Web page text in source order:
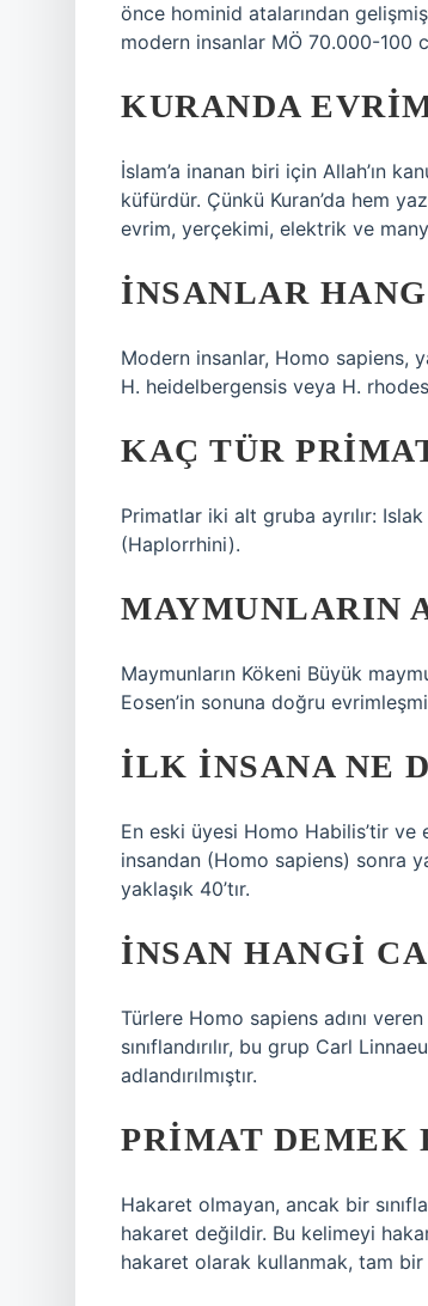
önce hominid atalarından
modern insanlar MÖ 70.000-100
KURANDA
İslam’a inanan biri için Allah’ın
küfürdür. Çünkü Kuran’da hem
evrim, yerçekimi, elektrik ve
İNSANLAR
Modern insanlar, Homo sapiens,
H. heidelbergensis veya H.
KAÇ TÜR
Primatlar iki alt gruba ayrılır:
(Haplorrhini).
MAYMUNLARIN
Maymunların Kökeni Büyük
Eosen’in sonuna doğru
İLK INSANA NE
En eski üyesi Homo Habilis’tir ve
insandan (Homo sapiens) sonra
yaklaşık 40’tır.
İNSAN HANGI
Türlere Homo sapiens adını
sınıflandırılır, bu grup Carl
adlandırılmıştır.
PRIMAT DEMEK
Hakaret olmayan, ancak bir
hakaret değildir. Bu kelimeyi
hakaret olarak kullanmak, tam bir